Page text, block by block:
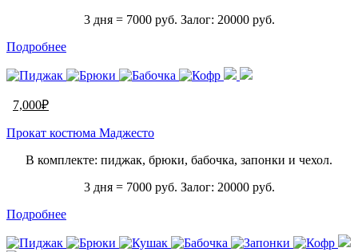
3 дня = 7000 руб. Залог: 20000 руб.
Подробнее
7,000₽
Прокат костюма Маджесто
В комплекте: пиджак, брюки, бабочка, запонки и чехол.
3 дня = 7000 руб. Залог: 20000 руб.
Подробнее